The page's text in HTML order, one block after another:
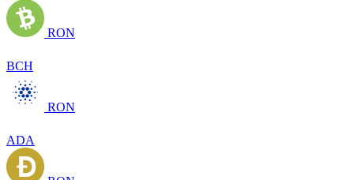
RON
BCH
RON
ADA